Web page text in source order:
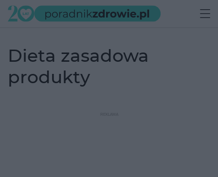
dieta zasadowa
produkty